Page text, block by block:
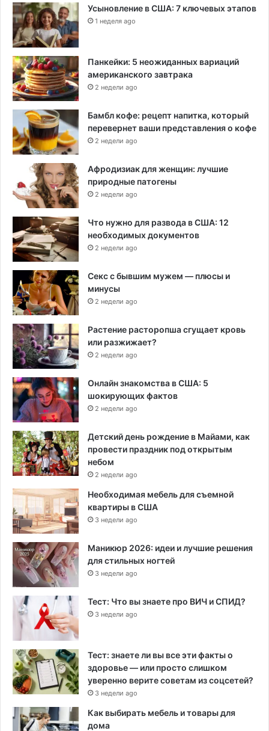
з
а
д
е
т
ь
м
и
Усыновление в США: 7 ключевых этапов
1 неделя ago
Панкейки: 5 неожиданных вариаций
американского завтрака
2 недели ago
Бамбл кофе: рецепт напитка, который
перевернет ваши представления о кофе
2 недели ago
Афродизиак для женщин: лучшие
природные патогены
2 недели ago
Что нужно для развода в США: 12
необходимых документов
2 недели ago
Секс с бывшим мужем — плюсы и
минусы
2 недели ago
Растение расторопша сгущает кровь
или разжижает?
2 недели ago
Онлайн знакомства в США: 5
шокирующих фактов
2 недели ago
Детский день рождение в Майами, как
провести праздник под открытым
небом
2 недели ago
Необходимая мебель для съемной
квартиры в США
3 недели ago
Маникюр 2026: идеи и лучшие решения
для стильных ногтей
3 недели ago
Тест: Что вы знаете про ВИЧ и СПИД?
3 недели ago
Тест: знаете ли вы все эти факты о
здоровье — или просто слишком
уверенно верите советам из соцсетей?
3 недели ago
Как выбирать мебель и товары для
дома